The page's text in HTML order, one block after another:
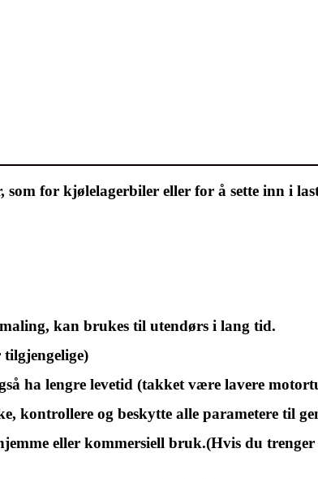
som for kjølelagerbiler eller for å sette inn i
kan brukes til utendørs i lang tid.
ha lengre levetid (takket være lavere
kontrollere og beskytte alle parametere til
eller kommersiell bruk.(Hvis du trenger